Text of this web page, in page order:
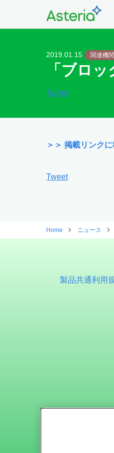
2019.01.15 関連機
「ブロ
Tweet
＞＞ 掲載リンク
Tweet
Home ニュース
製品共通利用